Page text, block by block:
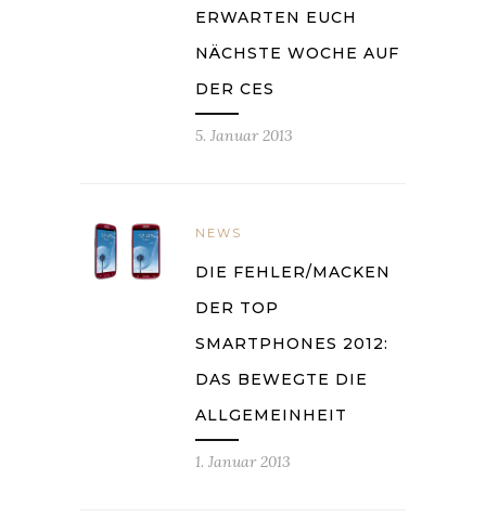
ERWARTEN EUCH
NÄCHSTE WOCHE AUF
DER CES
5. Januar 2013
NEWS
DIE FEHLER/MACKEN
DER TOP
SMARTPHONES 2012:
DAS BEWEGTE DIE
ALLGEMEINHEIT
1. Januar 2013